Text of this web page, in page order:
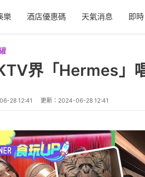
樂 酒店優惠碼 天氣消息 即時
界「Hermes」
28 12:41 更新： 2024-06-28 12:41